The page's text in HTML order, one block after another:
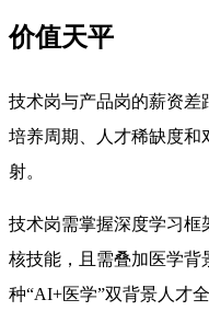
价值天平
技术岗与产品岗的薪资差
培养周期、人才稀缺度和
射。
技术岗需掌握深度学习框
核技能，且需叠加医学
种“AI+医学”双背景人才